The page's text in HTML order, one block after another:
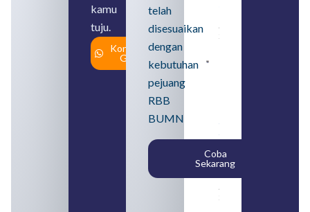
kamu
tuju.
Konsultasi
Gratis
telah
disesuaikan
dengan
kebutuhan
pejuang
RBB
BUMN
Coba
Sekarang
August 6,
2026
SMA
Syarat,
Posisi,
dan
Cara
Daftar
August 5,
2026